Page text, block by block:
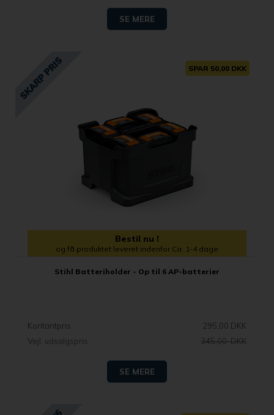
SE MERE
SPAR 50,00 DKK
Bestil nu !
og få produktet leveret indenfor Ca. 1-4 dage
Stihl Batteriholder - Op til 6 AP-batterier
Kontantpris
295,00 DKK
Vejl. udsalgspris
345,00 DKK
SE MERE